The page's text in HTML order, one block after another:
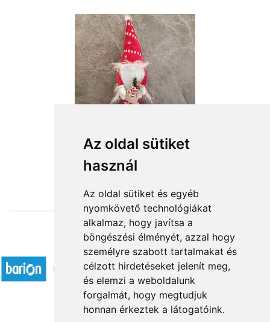
Az oldal sütiket
használ
Az oldal sütiket és egyéb
nyomkövető technológiákat
alkalmaz, hogy javítsa a
böngészési élményét, azzal hogy
személyre szabott tartalmakat és
célzott hirdetéseket jelenít meg,
és elemzi a weboldalunk
forgalmát, hogy megtudjuk
honnan érkeztek a látogatóink.
from HUF18,600
Accepted payment methods